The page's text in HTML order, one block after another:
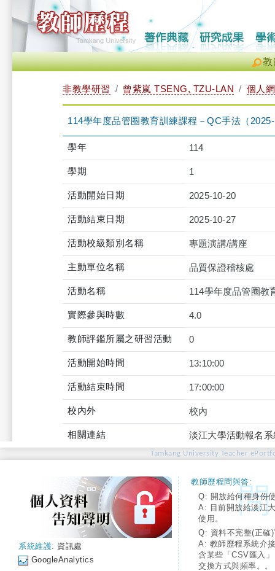
教
非教學研習 曾紫嵐 TSENG, TZU-LAN 個人
114學年度品管圈教育訓練課程－QC手法（
學年 114
學期 1
活動開始日期 2025-10-20
活動結束日期 2025-10-27
活動校級類別名稱 專題演講/講座
主動單位名稱 品質保證稽核處
活動名稱 114學年度品管圈教
實際參與時數 4.0
教師評鑑所屬之研習活動 0
活動開始時間 13:10:00
活動結束時間 17:00:00
校內外 校內
相關連結 淡江大學活動報名
Tamkang University Teacher
系統維護: 資訊處
GoogleAnalytics
教師歷程問與答:
Q: 開放給何種身份
A: 目前開放給淡江
使用。
Q: 資料不完整(正確
A: 教師歷程系統介
含某些「CSV匯入
交換方式與頻率。。